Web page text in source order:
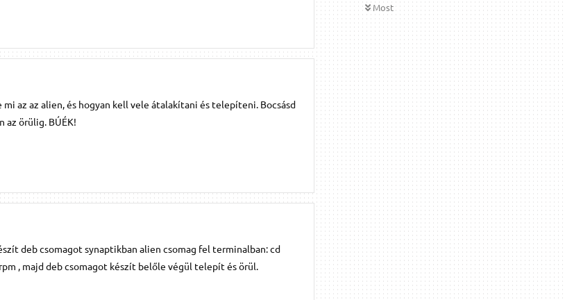
Most
az az alien, és hogyan kell vele átalakítani és telepíteni. Bocsásd
az örülig. BÚÉK!
deb csomagot synaptikban alien csomag fel terminalban: cd
, majd deb csomagot készít belőle végül telepít és örül.